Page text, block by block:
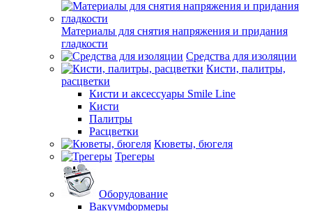
Материалы для снятия напряжения и придания
гладкости
Средства для изоляции
Кисти, палитры,
расцветки
Кисти и аксессуары Smile Line
Кисти
Палитры
Расцветки
Кюветы, бюгеля
Трегеры
Оборудование
Вакуумформеры